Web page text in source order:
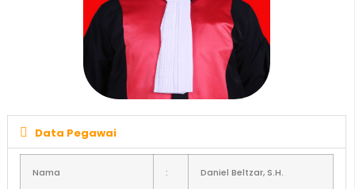
Data Pegawai
Nama : Daniel Beltzar, S.H.